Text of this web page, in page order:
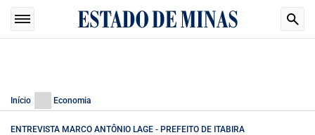
Início Economia
ENTREVISTA MARCO ANTÔNIO LAGE - PREFEITO DE ITABIRA